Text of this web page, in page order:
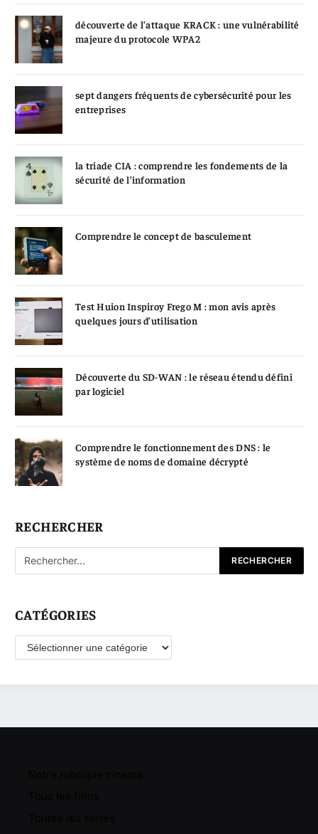
découverte de l’attaque KRACK : une vulnérabilité
majeure du protocole WPA2
sept dangers fréquents de cybersécurité pour les
entreprises
la triade CIA : comprendre les fondements de la
sécurité de l’information
Comprendre le concept de basculement
Test Huion Inspiroy Frego M : mon avis après
quelques jours d’utilisation
Découverte du SD-WAN : le réseau étendu défini
par logiciel
Comprendre le fonctionnement des DNS : le
système de noms de domaine décrypté
RECHERCHER
CATÉGORIES
Catégories